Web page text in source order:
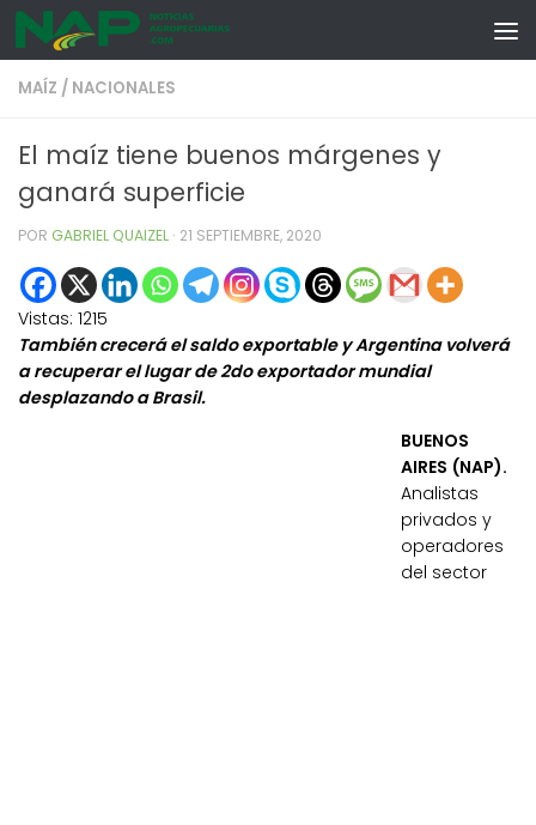
Skip to content
MAÍZ / NACIONALES
El maíz tiene buenos márgenes y
ganará superficie
POR GABRIEL QUAIZEL · 21 SEPTIEMBRE, 2020
Vistas: 1215
También crecerá el saldo exportable y Argentina volverá
a recuperar el lugar de 2do exportador mundial
desplazando a Brasil.
BUENOS
AIRES (NAP).
Analistas
privados y
operadores
del sector